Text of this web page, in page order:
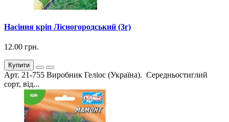
Насіння кріп Лісногородський (3г)
12.00 грн.
Купити
Арт. 21-755 Виробник Геліос (Україна). Середньостиглий
сорт, від...